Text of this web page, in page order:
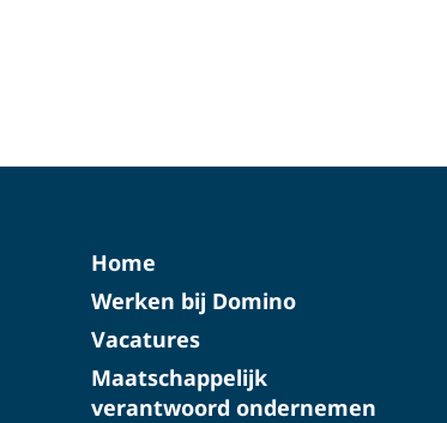
Home
Werken bij Domino
Vacatures
Maatschappelijk
verantwoord ondernemen